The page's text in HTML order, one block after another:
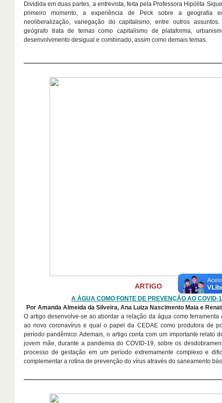
Dividida em duas partes, a entrevista, feita pela Professora Hipólita
primeiro momento, a experiência de Peck sobre a geografia
neoliberalização, variegação do capitalismo, entre outros assuntos.
geógrafo trata de temas como capitalismo de plataforma,
desenvolvimento desigual e combinado, assim como demais temas.
ARTIGO
A ÁGUA COMO FONTE DE PREVENÇÃO AO COVID-
Por Amanda Almeida da Silveira, Ana Luiza Nascimento Maia e
O artigo desenvolve-se ao abordar a relação da água como ferramenta
ao novo coronavírus e qual o papel da CEDAE como produtora de
período pandêmico. Ademais, o artigo conta com um importante relato
jovem mãe, durante a pandemia do COVID-19, sobre os
processo de gestação em um período extremamente complexo e
complementar a rotina de prevenção do vírus através do saneamento